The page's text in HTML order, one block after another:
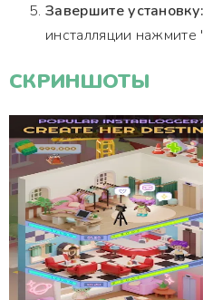
Завершите установку:
инсталляции нажмите
СКРИНШОТЫ